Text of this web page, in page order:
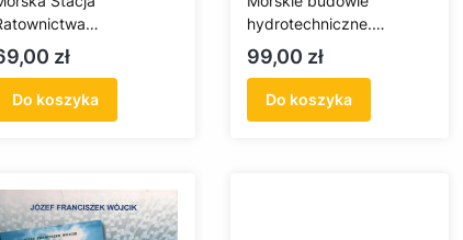
w Darłowie
zł
Do koszyka
hydrotechniczne.
Zalecenia do
projektowania,
wykonywania i
utrzymania
Cena
99,00 zł
Do koszyka